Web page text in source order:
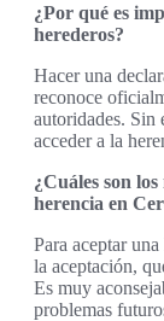
¿Por qué es
herederos?
Hacer una
reconoce
autoridades. Sin
acceder a la
¿Cuáles son
herencia en
Para aceptar
la aceptación,
Es muy
problemas